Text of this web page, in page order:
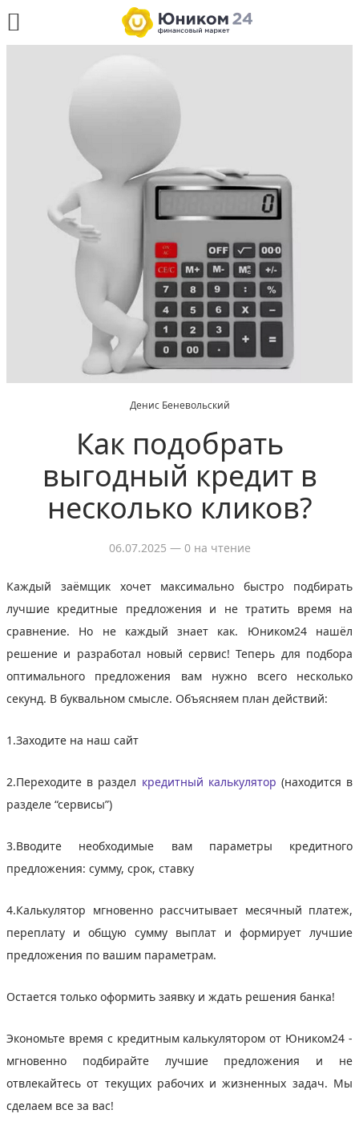
Денис Беневольский
Как подобрать
выгодный кредит в
несколько кликов?
06.07.2025 — 0 на чтение
Каждый заёмщик хочет максимально быстро подбирать
лучшие кредитные предложения и не тратить время на
сравнение. Но не каждый знает как. Юником24 нашёл
решение и разработал новый сервис! Теперь для подбора
оптимального предложения вам нужно всего несколько
секунд. В буквальном смысле. Объясняем план действий:
1.Заходите на наш сайт
2.Переходите в раздел кредитный калькулятор (находится в
разделе “сервисы”)
3.Вводите необходимые вам параметры кредитного
предложения: сумму, срок, ставку
4.Калькулятор мгновенно рассчитывает месячный платеж,
переплату и общую сумму выплат и формирует лучшие
предложения по вашим параметрам.
Остается только оформить заявку и ждать решения банка!
Экономьте время с кредитным калькулятором от Юником24 -
мгновенно подбирайте лучшие предложения и не
отвлекайтесь от текущих рабочих и жизненных задач. Мы
сделаем все за вас!